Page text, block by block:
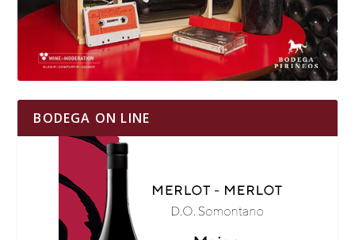
BODEGA ON LINE